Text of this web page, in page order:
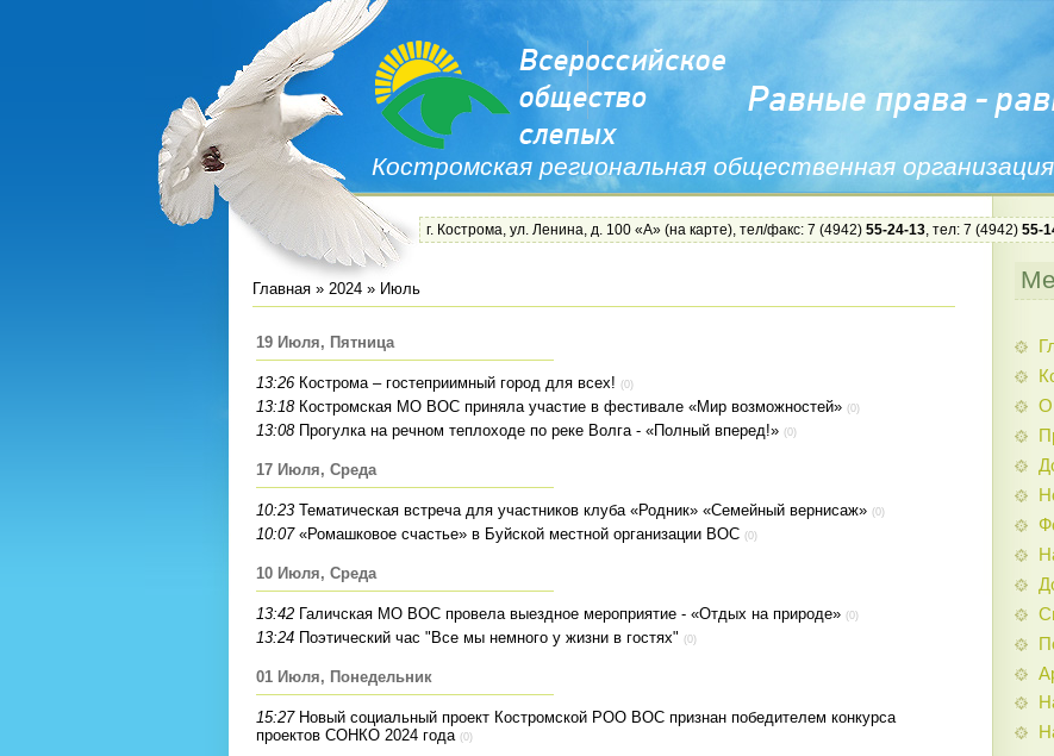
Костромская региональная общественная
г. Кострома, ул. Ленина, д. 100 «А» (на карте), тел/факс: 7 (4942) 55-24-13, тел: 7 (4942) 55-
Главная » 2024 » Июль
19 Июля, Пятница
13:26 Кострома – гостеприимный город для всех! (0)
13:18 Костромская МО ВОС приняла участие в фестивале «Мир возможностей» (0)
13:08 Прогулка на речном теплоходе по реке Волга - «Полный вперед!» (0)
17 Июля, Среда
10:23 Тематическая встреча для участников клуба «Родник» «Семейный вернисаж» (0)
10:07 «Ромашковое счастье» в Буйской местной организации ВОС (0)
10 Июля, Среда
13:42 Галичская МО ВОС провела выездное мероприятие - «Отдых на природе» (0)
13:24 Поэтический час "Все мы немного у жизни в гостях" (0)
01 Июля, Понедельник
15:27 Новый социальный проект Костромской РОО ВОС признан победителем конкурса
проектов СОНКО 2024 года (0)
О